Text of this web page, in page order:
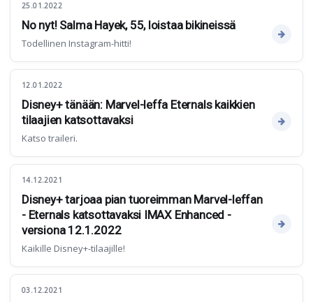
25.01.2022
No nyt! Salma Hayek, 55, loistaa bikineissä
Todellinen Instagram-hitti!
12.01.2022
Disney+ tänään: Marvel-leffa Eternals kaikkien
tilaajien katsottavaksi
Katso traileri.
14.12.2021
Disney+ tarjoaa pian tuoreimman Marvel-leffan
- Eternals katsottavaksi IMAX Enhanced -
versiona 12.1.2022
Kaikille Disney+-tilaajille!
03.12.2021